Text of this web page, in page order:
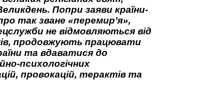
Попри заяви країни-
так зване «перемир’я»,
не відмовляються від
продовжують працювати
та вдаватися до
психологічних
провокацій, терактів та